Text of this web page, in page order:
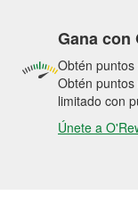
Gana con
Obtén
Obtén
limitado con
Únete a